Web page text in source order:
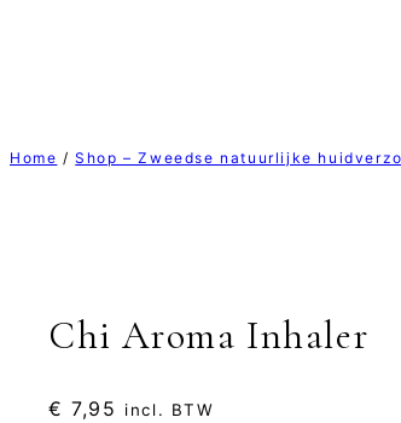
Home / Shop – Zweedse natuurlijke
Chi Aroma Inhaler
€ 7,95 incl. BTW